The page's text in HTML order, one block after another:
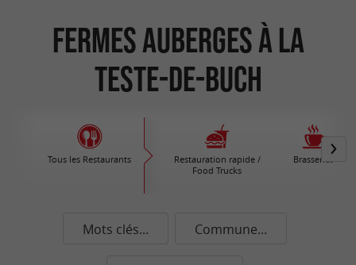
Fermes Auberges à La
Teste-de-Buch
Tous les Restaurants
Restauration rapide /
Food Trucks
Brasseries
Mots clés... Commune...